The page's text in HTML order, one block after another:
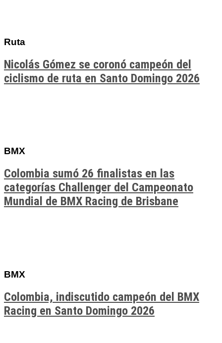
Ruta
Nicolás Gómez se coronó campeón del
ciclismo de ruta en Santo Domingo 2026
BMX
Colombia sumó 26 finalistas en las
categorías Challenger del Campeonato
Mundial de BMX Racing de Brisbane
BMX
Colombia, indiscutido campeón del BMX
Racing en Santo Domingo 2026